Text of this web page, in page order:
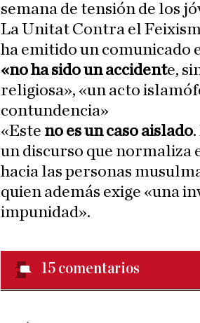
semana de tensión de los
La Unitat Contra el
ha emitido un comunicado
«no ha sido un accidente,
religiosa», «un acto
contundencia»
«Este no es un caso aislado
un discurso que normaliza
hacia las personas
quien además exige «una
impunidad».
15 comentarios